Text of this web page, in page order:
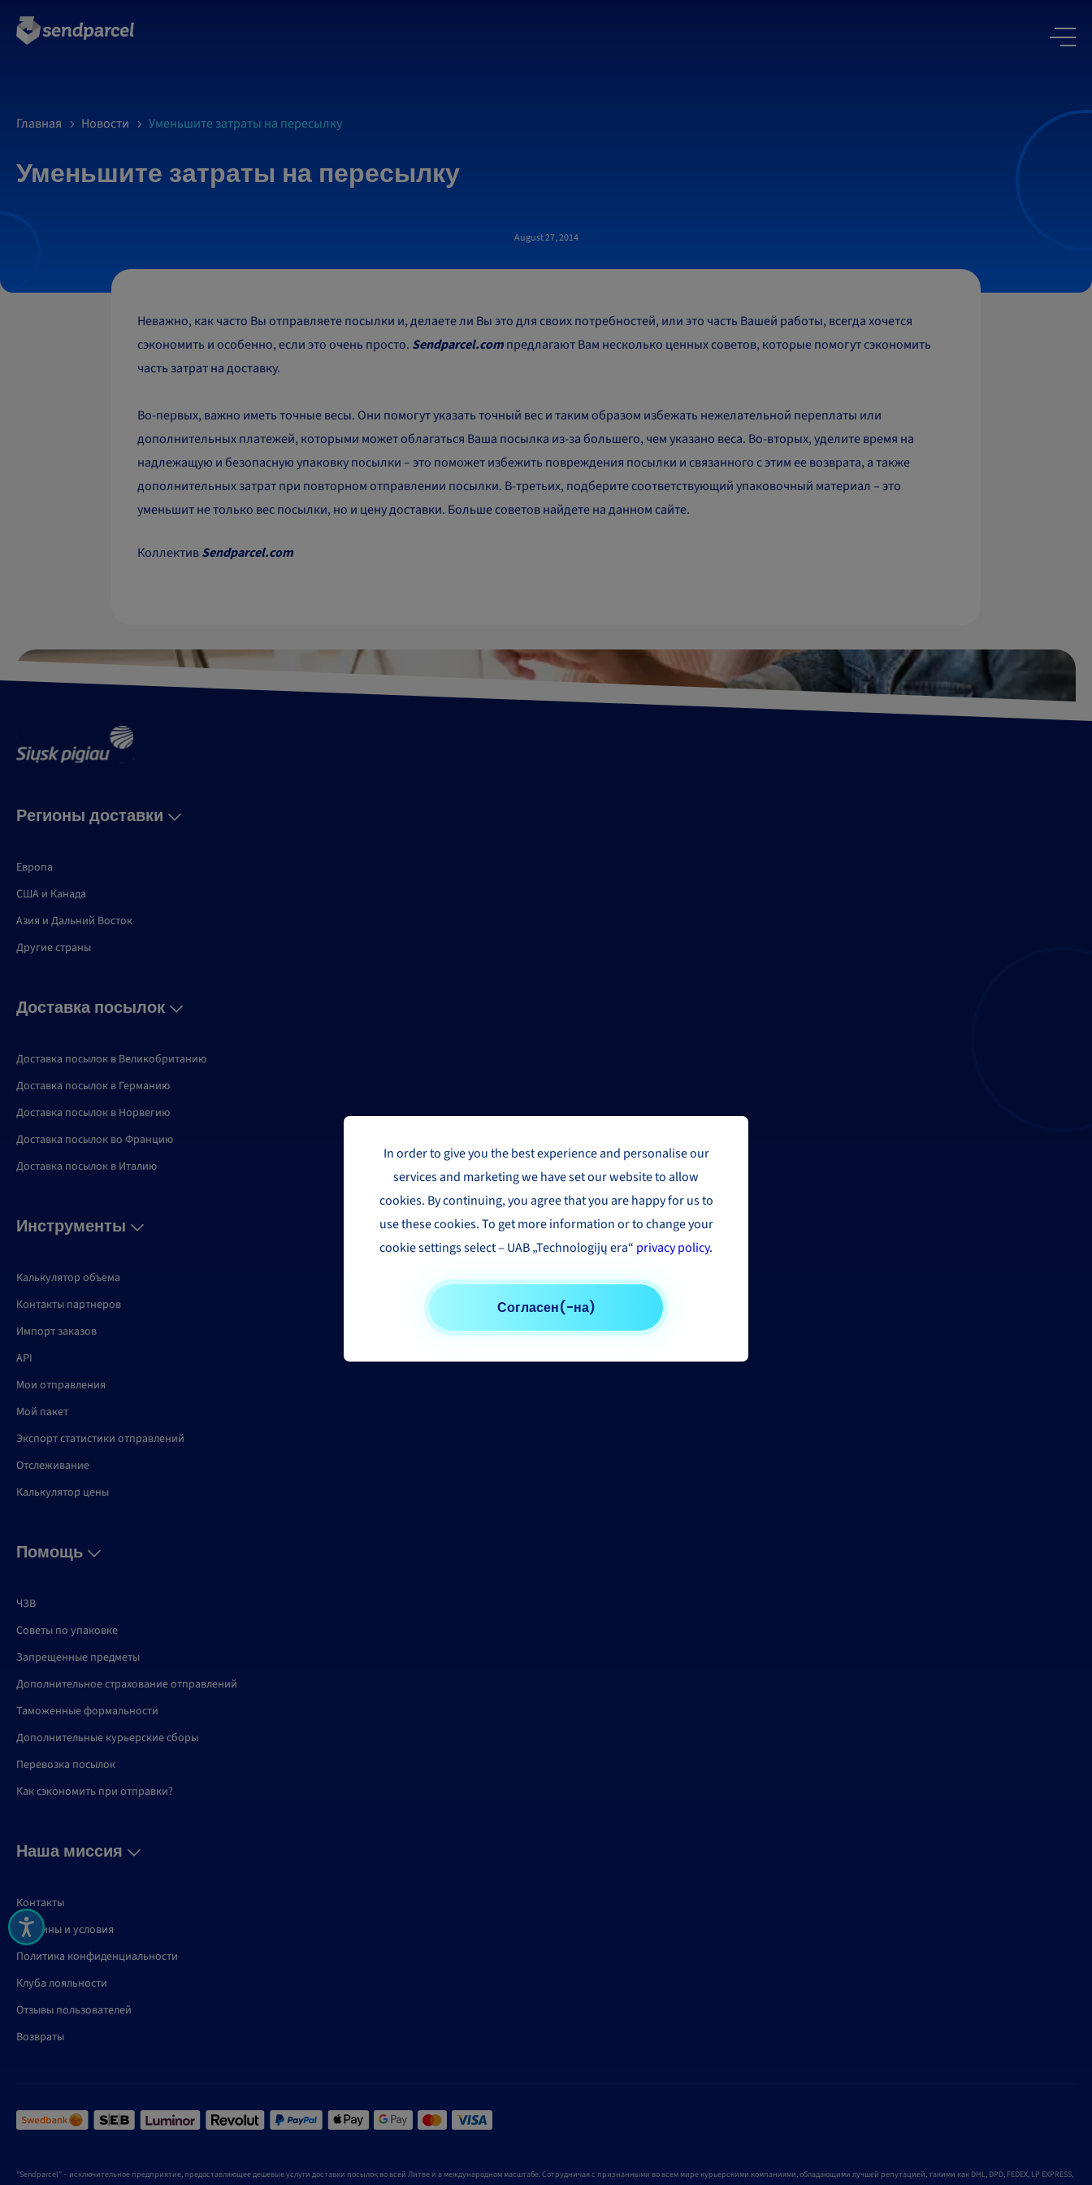
Главная Новости Уменьшите затраты на пересылку
Уменьшите затраты на пересылку
August 27, 2014
Неважно, как часто Вы отправляете посылки и, делаете ли Вы это для своих потребностей, или это часть Вашей работы, всегда хочется
сэкономить и особенно, если это очень просто. Sendparcel.comпредлагают Вам несколько ценных советов, которые помогут сэкономить
часть затрат на доставку.
Во-первых, важно иметь точные весы. Они помогут указать точный вес и таким образом избежать нежелательной переплаты или
дополнительных платежей, которыми может облагаться Ваша посылка из-за большего, чем указано веса. Во-вторых, уделите время на
надлежащую и безопасную упаковку посылки – это поможет избежить повреждения посылки и связанного с этим ее возврата, а также
дополнительных затрат при повторном отправлении посылки. В-третьих, подберите соответствующий упаковочный материал – это
уменьшит не только вес посылки, но и цену доставки. Больше советов найдете на данном сайте.
КоллективSendparcel.com
Регионы доставки
Европа
США и Канадa
Азия и Дальний Восток
Другие страны
Доставка посылок
Доставка посылок в Великобританию
Доставка посылок в Германию
Доставка посылок в Норвегию
Доставка посылок во Францию
Доставка посылок в Италию
Инструменты
Калькулятор объема
Контакты партнеров
Импорт заказов
API
Мои отправления
Мой пакет
Экспорт статистики отправлений
Отслеживание
Калькулятор цены
Помощь
ЧЗВ
Советы по упаковке
Запрещенные предметы
Дополнительное страхование отправлений
Таможенные формальности
Дополнительные курьерские сборы
Перевозка посылок
Как сэкономить при отправки?
Наша миссия
Контакты
Термины и условия
Политика конфиденциальности
Клуба лояльности
Отзывы пользователей
Возвраты
"Sendparcel" – исключительное предприятие, предоставляющее дешевые услуги доставки посылок во всей Литве и в международном масштабе. Сотрудничая с признанными во всем мире курьерскими компаниями, обладающими лучшей репутацией, такими как DHL, DPD, FEDEX, LP EXPRESS,
In order to give you the best experience and personalise our
services and marketing we have set our website to allow
cookies. By continuing, you agree that you are happy for us to
use these cookies. To get more information or to change your
cookie settings select – UAB „Technologijų era“ privacy policy.
Согласен(-на)